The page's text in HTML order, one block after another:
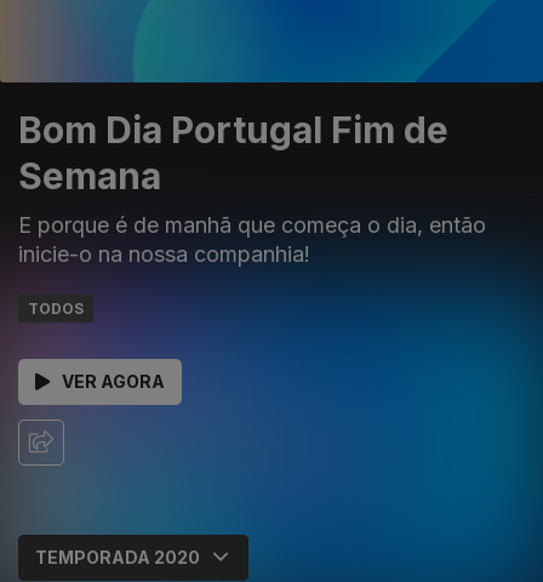
Bom Dia Portugal Fim de
Semana
E porque é de manhã que começa o dia, então
inicie-o na nossa companhia!
TODOS
VER AGORA